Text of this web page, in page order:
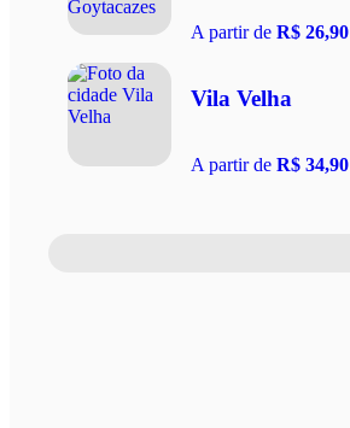
A partir de R$ 26,90
Vila Velha
A partir de R$ 34,90